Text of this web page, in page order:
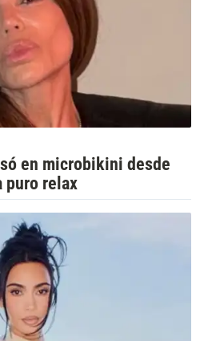
en microbikini desde
puro relax